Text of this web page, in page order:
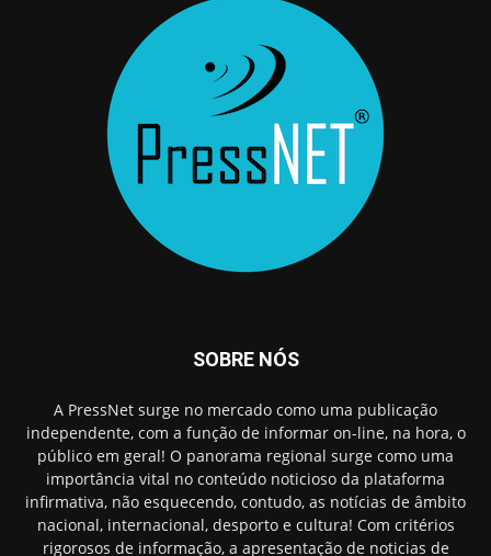
SOBRE NÓS
A PressNet surge no mercado como uma publicação
independente, com a função de informar on-line, na hora, o
público em geral! O panorama regional surge como uma
importância vital no conteúdo noticioso da plataforma
infirmativa, não esquecendo, contudo, as notícias de âmbito
nacional, internacional, desporto e cultura! Com critérios
rigorosos de informação, a apresentação de noticias de